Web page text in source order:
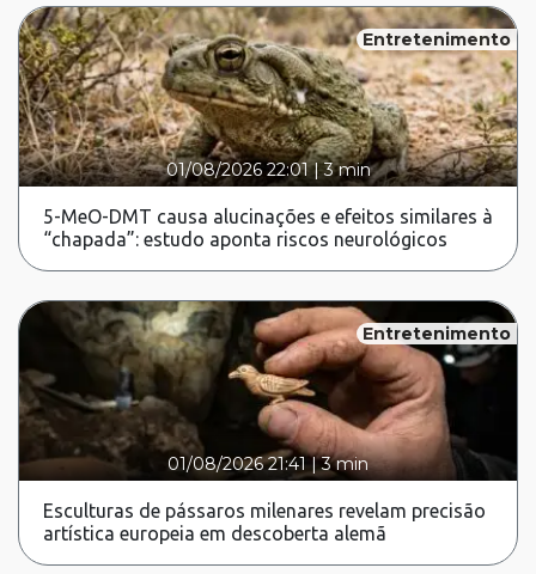
Entretenimento
01/08/2026 22:01|3 min
5-MeO-DMT causa alucinações e efeitos similares à
“chapada”: estudo aponta riscos neurológicos
Entretenimento
01/08/2026 21:41 |3 min
Esculturas de pássaros milenares revelam precisão
artística europeia em descoberta alemã